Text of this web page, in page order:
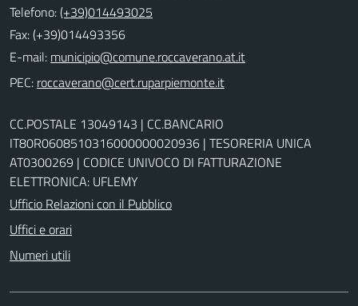
Telefono:(+39)014493025
Fax: (+39)014493356
E-mail:
PEC:
CC.POSTALE 13049143 | CC.BANCARIO
IT80R0608510316000000020936 | TESORERIA UNICA
AT0300269 | CODICE UNIVOCO DI FATTURAZIONE
ELETTRONICA: UFLEMY
Ufficio Relazioni con il Pubblico
Uffici e orari
Numeri utili